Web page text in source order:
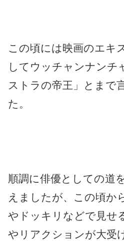
この頃には映画のエキ
してウッチャンナンチ
ストラの帝王」とまで
た。
順調に俳優としての道
えましたが、この頃か
やドッキリなどで見せ
やリアクションが大受